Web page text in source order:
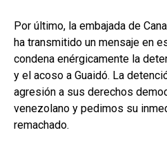
Por último, la embajada de
ha transmitido un mensaje en
condena enérgicamente la
y el acoso a Guaidó. La
agresión a sus derechos
venezolano y pedimos su
remachado.